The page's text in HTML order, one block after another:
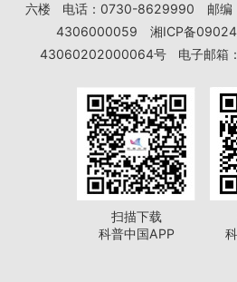
六楼
电话：0730-8629990 邮
4306000059
湘ICP备
43060202000064号
电子邮箱
扫描下载
科普中国APP